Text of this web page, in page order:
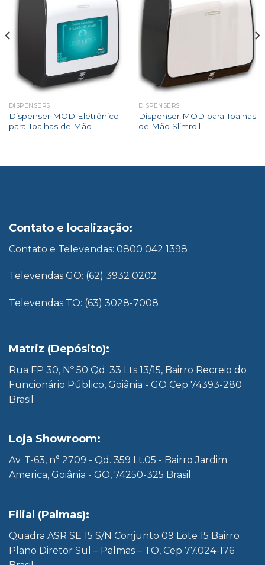
DISPENSERS
Dispenser MOD Eletrônico
para Toalhas de Mão
DISPENSERS
Dispenser MOD para Toalhas
de Mão Slimroll
Contato e localização:
Contato e Televendas: 0800 042 1398
Televendas GO: (62) 3932 0202
Televendas TO: (63) 3028-7008
Matriz (Depósito):
Rua FP 30, Nº 50 Qd. 33 Lts 13/15, Bairro Recreio do
Funcionário Público, Goiânia - GO Cep 74393-280
Brasil
Loja Showroom:
Av. T-63, n° 2709 - Qd. 359 Lt.05 - Bairro Jardim
America, Goiânia - GO, 74250-325 Brasil
Filial (Palmas):
Quadra ASR SE 15 S/N Conjunto 09 Lote 15 Bairro
Plano Diretor Sul – Palmas – TO, Cep 77.024-176